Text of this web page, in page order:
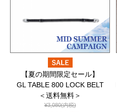
【夏の期間限定セール】
GL TABLE 800 LOCK BELT
＜送料無料＞
¥3,080(内税)